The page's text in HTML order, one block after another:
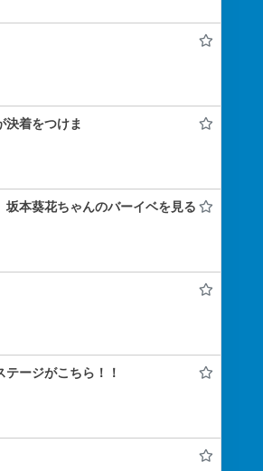
決着をつけま
坂本葵花ちゃんのバーイベを見る
ージがこちら！！